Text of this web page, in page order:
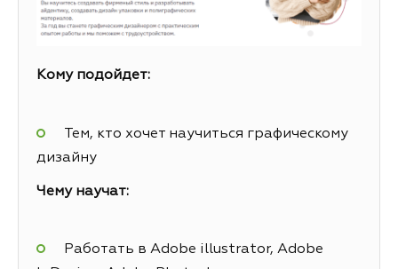
Кому подойдет:
Тем, кто хочет научиться графическому
дизайну
Чему научат:
Работать в Adobe illustrator, Adobe